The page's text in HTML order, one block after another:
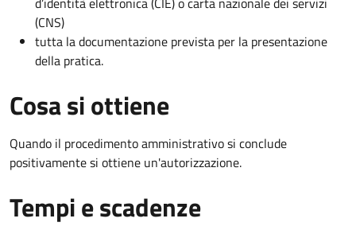
(CNS)
tutta la documentazione prevista per la presentazione
della pratica.
Cosa si ottiene
Quando il procedimento amministrativo si conclude
positivamente si ottiene un'autorizzazione.
Tempi e scadenze